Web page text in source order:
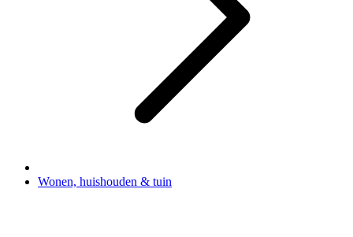
Wonen, huishouden & tuin